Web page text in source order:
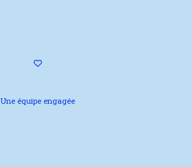
Une équipe engagée